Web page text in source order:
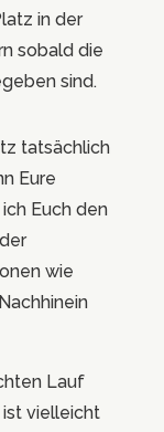
in der
sobald die
sind.
tatsächlich
Eure
Euch den
wie
Lauf
vielleicht